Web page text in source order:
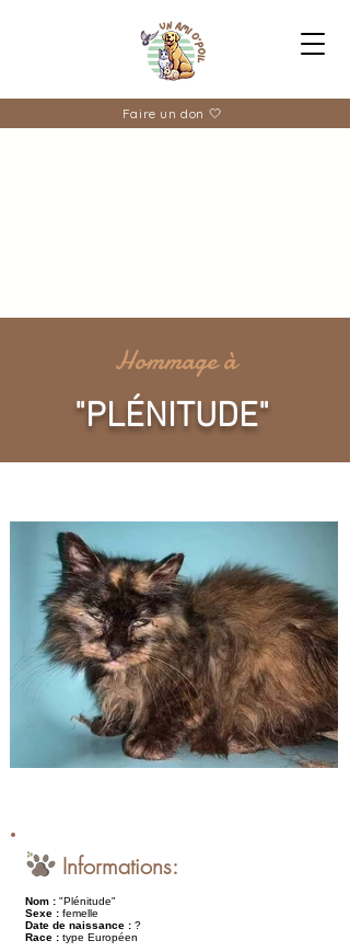
Faire un don 🤍
Hommage à
"PLÉNITUDE"
Informations:
Nom : "Plénitude"
Sexe : femelle
Date de naissance : ?
Race : type Européen